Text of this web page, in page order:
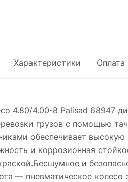
Характеристики Оплата
4.80/4.00-8 Palisad 68947
грузов с помощью
обеспечивает высокую
и коррозионная
и
— пневматическое